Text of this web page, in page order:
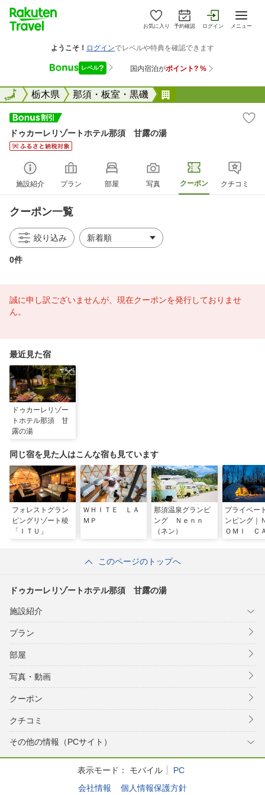
お気に入り 予約確認 ログイン メニュー
全国栃木県 那須・板室・黒磯
全国
ドゥカーレリゾートホテル那須 甘露の湯
施設紹介 プラン 部屋 写真 クーポン クチコミ
クーポン一覧
絞り込み
0件
誠に申し訳ございませんが、現在クーポンを発行しておりませ
ん。
最近見た宿
ドゥカーレリゾー
トホテル那須 甘
露の湯
同じ宿を見た人はこんな宿も見ています
フォレストグラン
ピングリゾート稜
「ＩＴＵ」
ＷＨＩＴＥ ＬＡ
ＭＰ
那須温泉グランピ
ング Ｎｅｎｎ
（ネン）
プライベー
ンピング｜
ＯＭＩ Ｃ
このページのトップへ
ドゥカーレリゾートホテル那須 甘露の湯
施設紹介
プラン
部屋
写真・動画
クーポン
クチコミ
その他の情報（PCサイト）
表示モード： モバイル
PC
会社情報
個人情報保護方針